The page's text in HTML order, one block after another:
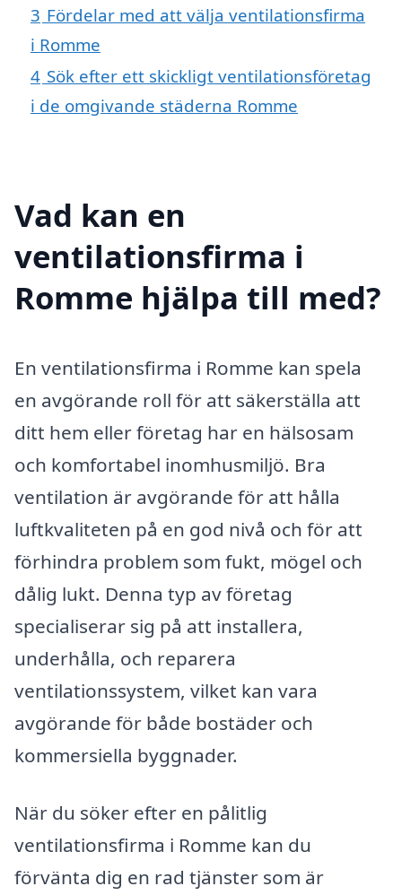
3 Fördelar med att välja ventilationsfirma
i Romme
4 Sök efter ett skickligt ventilationsföretag
i de omgivande städerna Romme
Vad kan en
ventilationsfirma i
Romme hjälpa till med?
En ventilationsfirma i Romme kan spela
en avgörande roll för att säkerställa att
ditt hem eller företag har en hälsosam
och komfortabel inomhusmiljö. Bra
ventilation är avgörande för att hålla
luftkvaliteten på en god nivå och för att
förhindra problem som fukt, mögel och
dålig lukt. Denna typ av företag
specialiserar sig på att installera,
underhålla, och reparera
ventilationssystem, vilket kan vara
avgörande för både bostäder och
kommersiella byggnader.
När du söker efter en pålitlig
ventilationsfirma i Romme kan du
förvänta dig en rad tjänster som är